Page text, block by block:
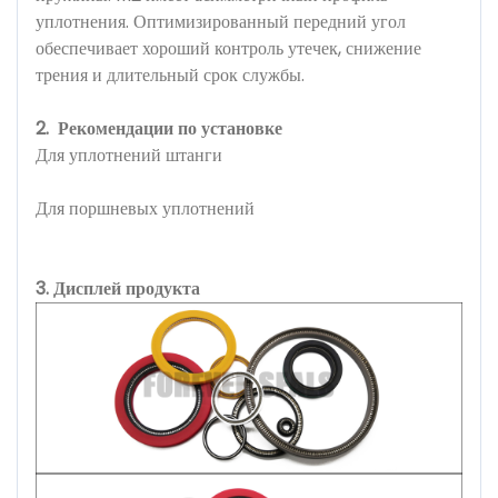
уплотнения. Оптимизированный передний угол
обеспечивает хороший контроль утечек, снижение
трения и длительный срок службы.
2. Рекомендации по установке
Для уплотнений штанги
Для поршневых уплотнений
3. Дисплей продукта